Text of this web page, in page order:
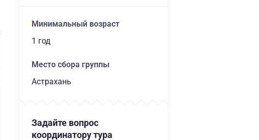
Минимальный возраст
1 год
Место сбора группы
Астрахань
Задайте вопрос
координатору тура